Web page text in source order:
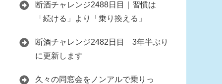
断酒チャレンジ2488日目｜習慣は
「続ける」より「乗り換える」
断酒チャレンジ2482日目 3年半ぶり
に更新します
久々の同窓会をノンアルで乗りっ